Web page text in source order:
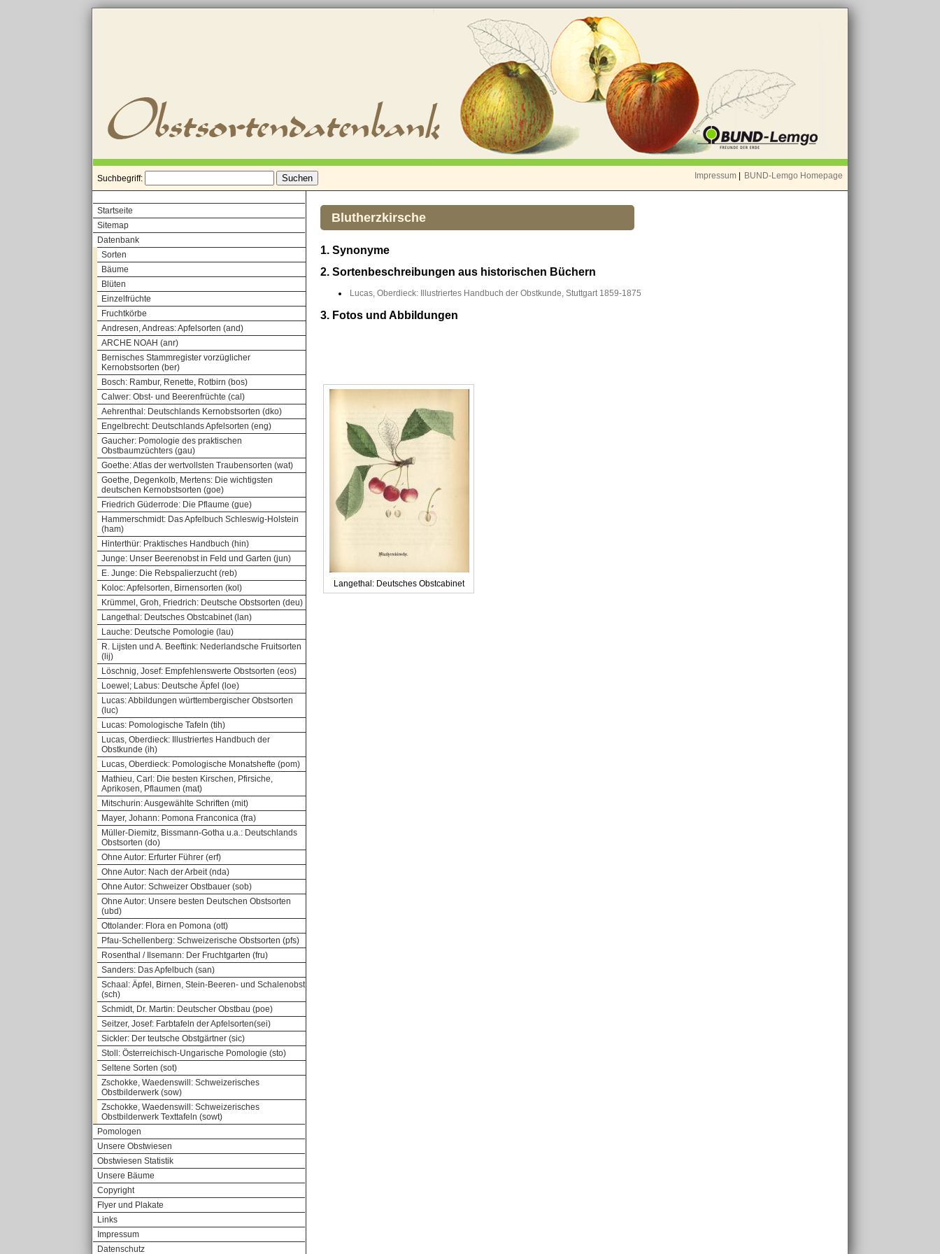
Suchbegriff: Impressum BUND-Lemgo Homepage
Startseite
Sitemap
Datenbank
Sorten
Bäume
Blüten
Einzelfrüchte
Fruchtkörbe
Andresen, Andreas: Apfelsorten (and)
ARCHE NOAH (anr)
Bernisches Stammregister vorzüglicher
Kernobstsorten (ber)
Bosch: Rambur, Renette, Rotbirn (bos)
Calwer: Obst- und Beerenfrüchte (cal)
Aehrenthal: Deutschlands Kernobstsorten (dko)
Engelbrecht: Deutschlands Apfelsorten (eng)
Gaucher: Pomologie des praktischen
Obstbaumzüchters (gau)
Goethe: Atlas der wertvollsten Traubensorten (wat)
Goethe, Degenkolb, Mertens: Die wichtigsten
deutschen Kernobstsorten (goe)
Friedrich Güderrode: Die Pflaume (gue)
Hammerschmidt: Das Apfelbuch Schleswig-Holstein
(ham)
Hinterthür: Praktisches Handbuch (hin)
Junge: Unser Beerenobst in Feld und Garten (jun)
E. Junge: Die Rebspalierzucht (reb)
Koloc: Apfelsorten, Birnensorten (kol)
Krümmel, Groh, Friedrich: Deutsche Obstsorten (deu)
Langethal: Deutsches Obstcabinet (lan)
Lauche: Deutsche Pomologie (lau)
R. Lijsten und A. Beeftink: Nederlandsche Fruitsorten
(lij)
Löschnig, Josef: Empfehlenswerte Obstsorten (eos)
Loewel; Labus: Deutsche Äpfel (loe)
Lucas: Abbildungen württembergischer Obstsorten
(luc)
Lucas: Pomologische Tafeln (tih)
Lucas, Oberdieck: Illustriertes Handbuch der
Obstkunde (ih)
Lucas, Oberdieck: Pomologische Monatshefte (pom)
Mathieu, Carl: Die besten Kirschen, Pfirsiche,
Aprikosen, Pflaumen (mat)
Mitschurin: Ausgewählte Schriften (mit)
Mayer, Johann: Pomona Franconica (fra)
Müller-Diemitz, Bissmann-Gotha u.a.: Deutschlands
Obstsorten (do)
Ohne Autor: Erfurter Führer (erf)
Ohne Autor: Nach der Arbeit (nda)
Ohne Autor: Schweizer Obstbauer (sob)
Ohne Autor: Unsere besten Deutschen Obstsorten
(ubd)
Ottolander: Flora en Pomona (ott)
Pfau-Schellenberg: Schweizerische Obstsorten (pfs)
Rosenthal / Ilsemann: Der Fruchtgarten (fru)
Sanders: Das Apfelbuch (san)
Schaal: Äpfel, Birnen, Stein-Beeren- und Schalenobst
(sch)
Schmidt, Dr. Martin: Deutscher Obstbau (poe)
Seitzer, Josef: Farbtafeln der Apfelsorten(sei)
Sickler: Der teutsche Obstgärtner (sic)
Stoll: Österreichisch-Ungarische Pomologie (sto)
Seltene Sorten (sot)
Zschokke, Waedenswill: Schweizerisches
Obstbilderwerk (sow)
Zschokke, Waedenswill: Schweizerisches
Obstbilderwerk Texttafeln (sowt)
Pomologen
Unsere Obstwiesen
Obstwiesen Statistik
Unsere Bäume
Copyright
Flyer und Plakate
Links
Impressum
Datenschutz
Blutherzkirsche
1. Synonyme
2. Sortenbeschreibungen aus historischen Büchern
Lucas, Oberdieck: Illustriertes Handbuch der Obstkunde, Stuttgart 1859-1875
3. Fotos und Abbildungen
Langethal: Deutsches Obstcabinet